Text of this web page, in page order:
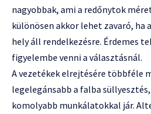
nagyobbak, ami a redőnytok
különösen akkor lehet zavaró, ha
hely áll rendelkezésre. Érdemes
figyelembe venni a választásnál.
A vezetékek elrejtésére többféle
legelegánsabb a falba
komolyabb munkálatokkal jár.